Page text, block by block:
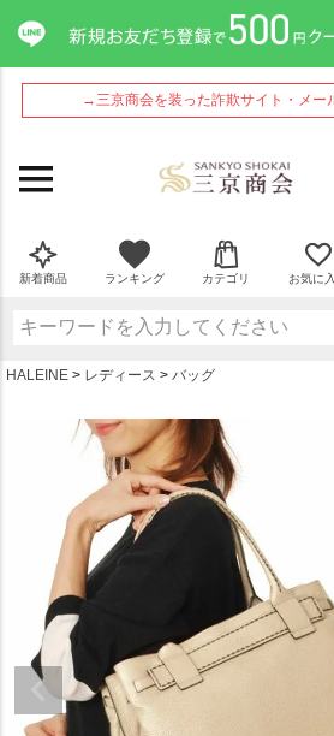
→三京商会を装った詐欺サイト・メー
新着商品 ランキング カテゴリ お気に
HALEINE レディース バッグ